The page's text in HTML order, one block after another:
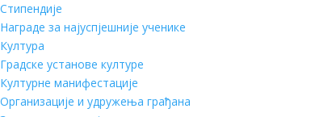
Стипендије
Награде за најуспјешније ученике
Култура
Градске установе културе
Културне манифестације
Организације и удружења грађана